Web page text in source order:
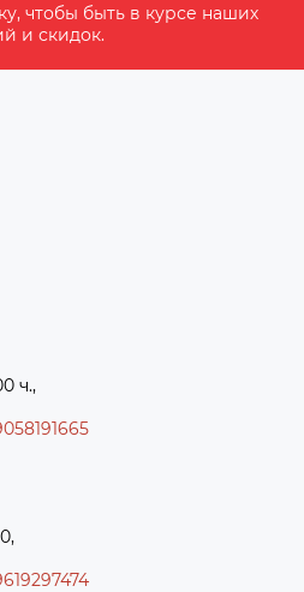
чтобы быть в курсе наших
и скидок.
ч.,